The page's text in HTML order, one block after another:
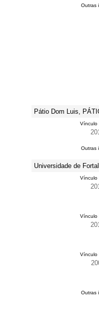
Outras
Pátio Dom Luis,
Vínculo
Outras
Universidade de
Vínculo
Vínculo
Vínculo
Outras